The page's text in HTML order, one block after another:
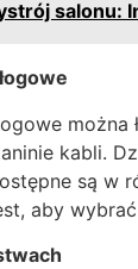
salonu:
można
kabli.
są w
aby